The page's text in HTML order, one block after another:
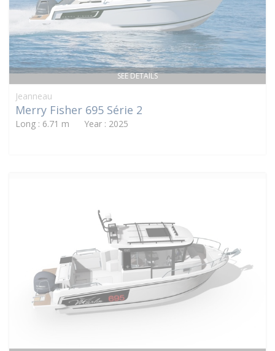
SEE DETAILS
Jeanneau
Merry Fisher 695 Série 2
Long : 6.71 m Year : 2025